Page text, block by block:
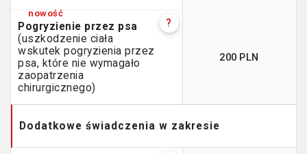
Pogryzienie przez psa
(uszkodzenie ciała
wskutek pogryzienia przez
psa, które nie wymagało
zaopatrzenia
chirurgicznego)
?
200 PLN
Dodatkowe świadczenia w zakresie